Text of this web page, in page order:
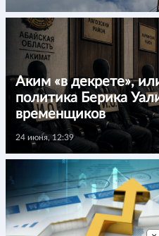
Аким «в декрете»,
политика Берика
временщиков
24 июня, 12:39